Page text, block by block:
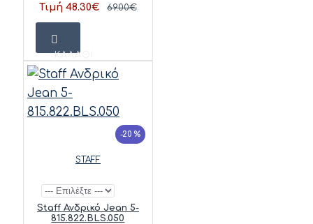
Τιμή 48.30€ 69.00€
ΚΑΛΆΘΙ
-20 %
STAFF
Staff Ανδρικό Jean 5-
815.822.BLS.050